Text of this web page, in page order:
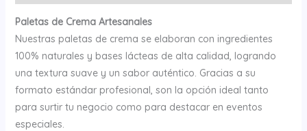
Paletas de Crema Artesanales
Nuestras paletas de crema se elaboran con ingredientes
100% naturales y bases lácteas de alta calidad, logrando
una textura suave y un sabor auténtico. Gracias a su
formato estándar profesional, son la opción ideal tanto
para surtir tu negocio como para destacar en eventos
especiales.